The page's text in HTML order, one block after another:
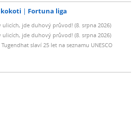
kokoti Fortuna liga
ulicích, jde duhový průvod! (8. srpna 2026)
ulicích, jde duhový průvod! (8. srpna 2026)
slaví 25 let na seznamu UNESCO